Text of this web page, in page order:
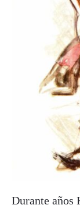
Durante años